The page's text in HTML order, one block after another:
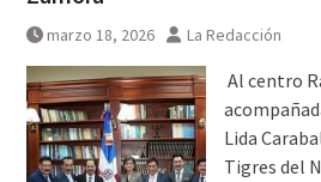
marzo 18, 2026 La Redacción
Al centro
Lida
Tigres del